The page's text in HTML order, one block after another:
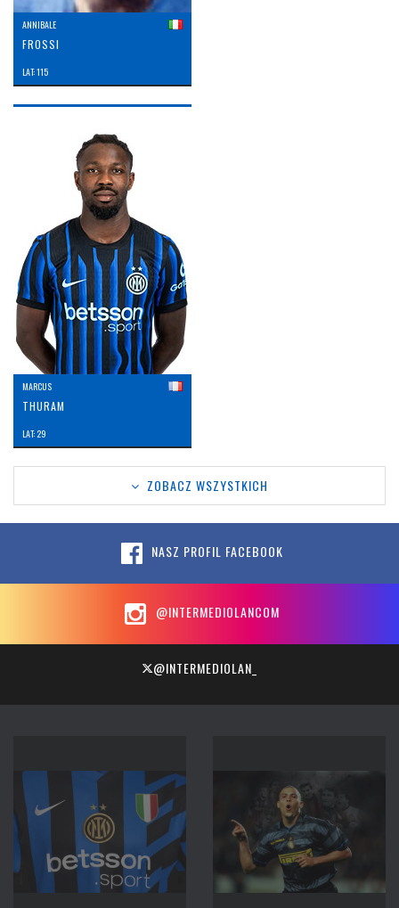
ANNIBALE
FROSSI
LAT: 115
MARCUS
THURAM
LAT: 29
ZOBACZ WSZYSTKICH
NASZ PROFIL FACEBOOK
@INTERMEDIOLANCOM
@INTERMEDIOLAN_